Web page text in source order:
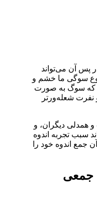
پس آن می‌تواند
نوع سوگی ما خشم و
که سوگ به صورت
شعله‌ورتر
همدلی دیگران، و
سبب تجربه اندوه
جمع اندوه خود را
جمعی